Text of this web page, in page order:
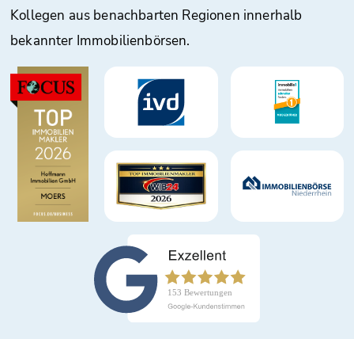
Kollegen aus benachbarten Regionen innerhalb
bekannter Immobilienbörsen.